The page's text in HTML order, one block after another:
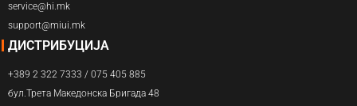
service@hi.mk
support@miui.mk
ДИСТРИБУЦИЈА
+389 2 322 7333 / 075 405 885
бул.Трета Македонска Бригада 48